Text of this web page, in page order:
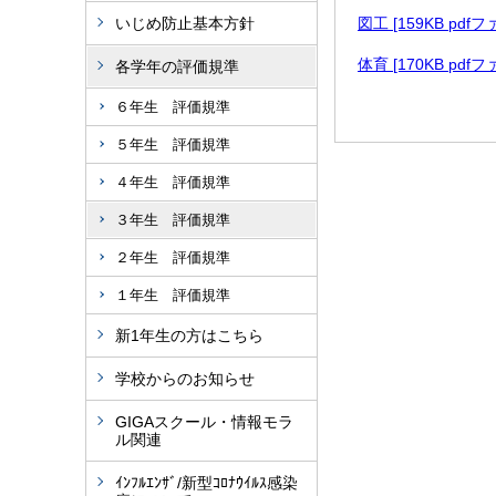
いじめ防止基本方針
各学年の評価規準
６年生 評価規準
５年生 評価規準
４年生 評価規準
３年生 評価規準
２年生 評価規準
１年生 評価規準
新1年生の方はこちら
学校からのお知らせ
GIGAスクール・情報モラ
ル関連
ｲﾝﾌﾙｴﾝｻﾞ/新型ｺﾛﾅｳｲﾙｽ感染
図工 [159KB pdfフ
体育 [170KB pdfフ